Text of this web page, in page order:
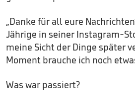
„Danke für all eure
Jährige in seiner Instagram-
meine Sicht der Dinge später
Moment brauche ich noch
Was war passiert?